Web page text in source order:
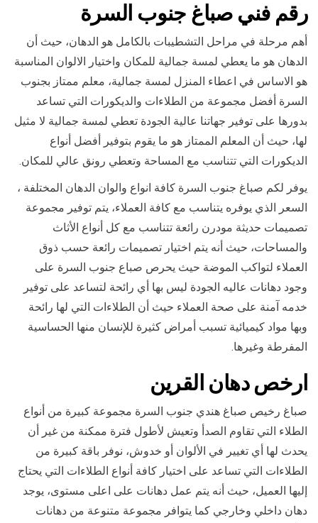
رقم فني صباغ جنوب السرة
أهم مرحلة في مراحل التشطيبات بالكامل هو الدهان، حيث أن
الدهان هو ما يعطي لمسة جمالية للمكان واختيار الالوان المناسبة
هو الاساس في اعطاء المنزل لمسة جمالية، معلم ممتاز بجنوب
السرة أفضل مجموعة من الطلاءات والديكورات التي تساعد
بدورها على توفير جهاتنا عالية الجودة تعطي لمسة جمالية لا مثيل
لها، حيث أن المعلم الممتاز هو ما يقوم بتوفير أفضل أنواع
الديكورات التي تتناسب مع المساحة وتعطي رونق عالي للمكان.
يوفر لكم صباغ جنوب السرة كافة انواع والوان الدهان المختلفة ،
السعر الذي يوفره يتناسب مع كافة العملاء، يتم توفير مجموعة
تصميمات حديثة مودرن رائعة تتناسب مع كل أنواع الأثاث
والمساحات، حيث أنه يتم اختيار تصميمات رائعة حسب ذوق
العملاء لتواكب الموضة حيث يحرص صباع جنوب السرة على
وجود دهانات عاليه الجودة ليس بها أي رائحة لتساعد على توفير
خدمه آمنة على صحة العملاء حيث أن الطلاءات التي لها رائحة
وبها مواد كيميائية تسبب أمراض كثيرة للإنسان منها الحساسية
المفرطة وغيرها.
ارخصدهان القرين
صباغ رخيص صباغ هندي جنوب السرة مجموعة كبيرة من أنواع
الطلاء التي تقاوم الصدأ وتعيش لأطول فترة ممكنة من غير أن
يحدث لها أي تغيير في الألوان أو خدوش، نوفر باقة كبيرة من
الطلاءات التي تساعد على اختيار كافة أنواع الطلاءات التي يحتاج
إليها العميل، حيث أنه يتم عمل دهانات على اعلى مستوى، يوجد
دهان داخلي وخارجي كما يتوافر مجموعة متنوعة من دهانات